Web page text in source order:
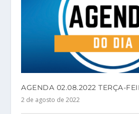
AGENDA 02.08.2022 TERÇA-
2 de agosto de 2022